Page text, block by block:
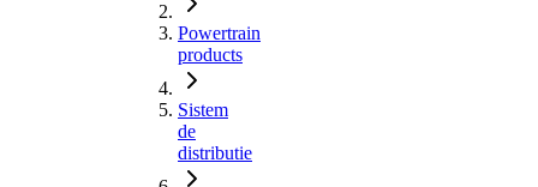
Powertrain
products
Sistem
de
distributie